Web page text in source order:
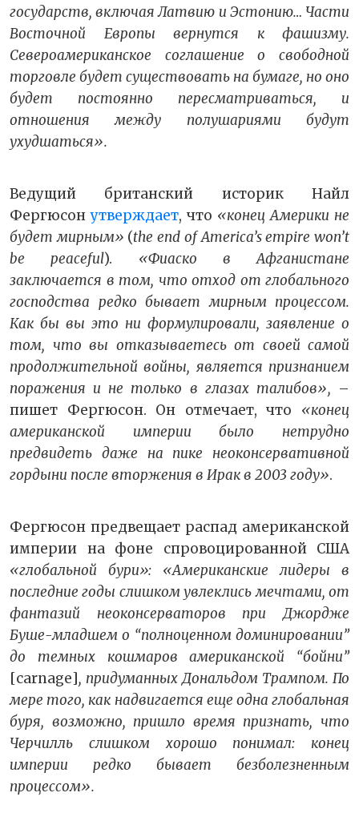
государств, включая Латвию и Эстонию… Части
Восточной Европы вернутся к фашизму.
Североамериканское соглашение о свободной
торговле будет существовать на бумаге, но оно
будет постоянно пересматриваться, и
отношения между полушариями будут
ухудшаться».
Ведущий британский историк Найл
Фергюсонутверждает, что «конец Америки не
будет мирным» (the end of America’s empire won’t
be
peaceful). «Фиаско в Афганистане
заключается в том, что отход от глобального
господства редко бывает мирным процессом.
Как бы вы это ни формулировали, заявление о
том, что вы отказываетесь от своей самой
продолжительной войны, является признанием
поражения и не только в глазах талибов», –
пишет Фергюсон. Он отмечает, что «конец
американской империи было нетрудно
предвидеть даже на пике неоконсервативной
гордыни после вторжения в Ирак в 2003 году».
Фергюсон предвещает распад американской
империи на фоне спровоцированной США
«глобальной бури»: «Американские лидеры в
последние годы слишком увлеклись мечтами, от
фантазий неоконсерваторов при Джордже
Буше-младшем о “полноценном доминировании”
до темных кошмаров американской “бойни”
[carnage], придуманных Дональдом Трампом. По
мере того, как надвигается еще одна глобальная
буря, возможно, пришло время признать, что
Черчилль слишком хорошо понимал: конец
империи редко бывает безболезненным
процессом».